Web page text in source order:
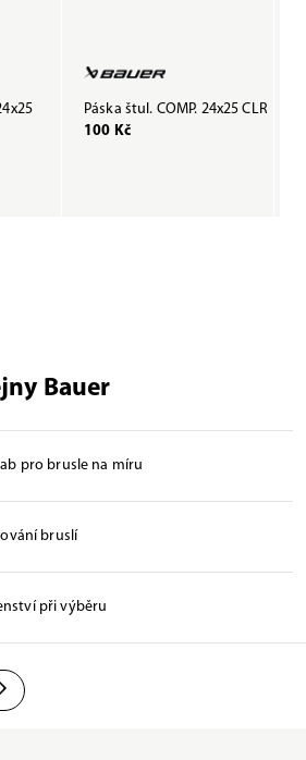
Páska štul. COMP. 24x25 CLR
100 Kč
Bauer
pro brusle na míru
bruslí
při výběru